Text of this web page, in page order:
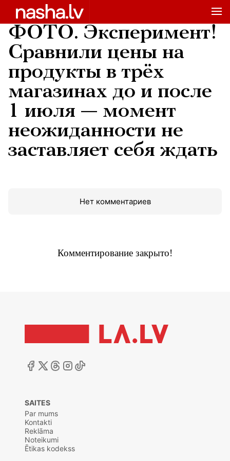
ФОТО. Эксперимент!
Сравнили цены на
продукты в трёх
магазинах до и после
1 июля — момент
неожиданности не
заставляет себя ждать
Нет комментариев
Комментирование закрыто!
SAITES
Par mums
Kontakti
Reklāma
Noteikumi
Ētikas kodekss